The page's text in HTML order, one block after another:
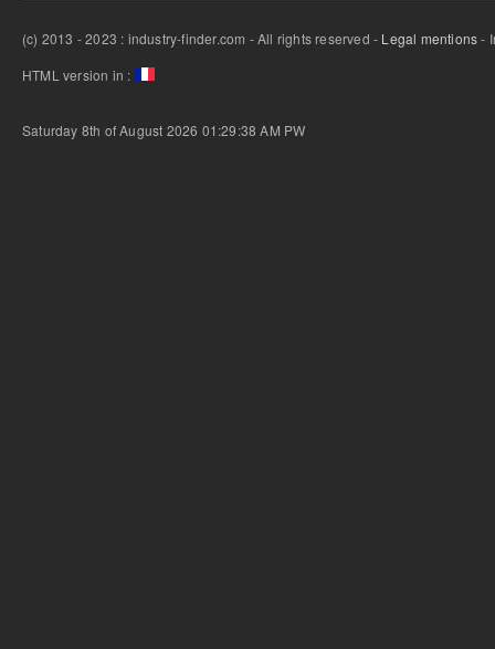
(c) 2013 - 2023 : industry-finder.com - All rights reserved - Legal mentions-
HTML version in :
Saturday 8th of August 2026 01:29:38 AM PW